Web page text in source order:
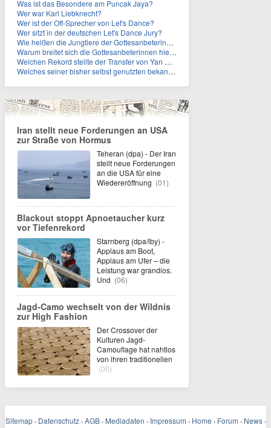
Was ist das Besondere am Puncak Jaya?
Wer war Karl Liebknecht?
Wer ist der Off-Sprecher von Let's Dance?
Wer sitzt in der deutschen Let's Dance Jury?
Wie heißen die Jungtiere der Gottesanbeterinnen?
Warum breitet sich die Gottesanbeterinnen hierzulande immer weiter aus?
Welchen Rekord stellte der Transfer von Yan Diomande zudem auf?
Welches seiner bisher selbst genutzten bekannten Gebäude verpachtet der Vatikan nun?
Iran stellt neue Forderungen an USA
zur Straße von Hormus
Teheran (dpa) - Der Iran
stellt neue Forderungen
an die USA für eine
Wiedereröffnung (01)
Blackout stoppt Apnoetaucher kurz
vor Tiefenrekord
Starnberg (dpa/lby) -
Applaus am Boot,
Applaus am Ufer – die
Leistung war grandios.
Und (06)
Jagd-Camo wechselt von der Wildnis
zur High Fashion
Der Crossover der
Kulturen Jagd-
Camouflage hat nahtlos
von ihren traditionellen
(00)
Sitemap · Datenschutz · AGB · Mediadaten · Impressum · Home · Forum · News ·